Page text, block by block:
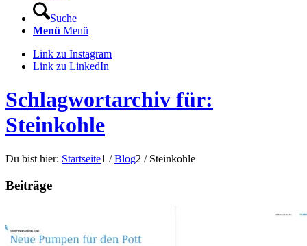
Suche
Menü Menü
Link zu Instagram
Link zu LinkedIn
Schlagwortarchiv für:
Steinkohle
Du bist hier: Startseite1 / Blog2 / Steinkohle
Beiträge